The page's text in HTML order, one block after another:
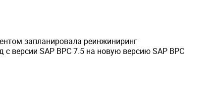
запланировала реинжиниринг
версии SAP BPC 7.5 на новую версию SAP BPC